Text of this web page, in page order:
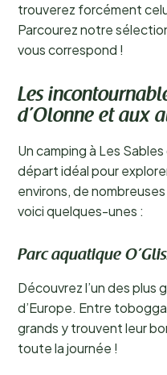
trouverez forcément
Parcourez notre
vous correspond !
Les
d’Olonne et aux
Un camping à Les
départ idéal pour
environs, de
voici quelques-unes :
Parc aquatique
Découvrez l’un des plus
d’Europe. Entre
grands y trouvent leur
toute la journée !